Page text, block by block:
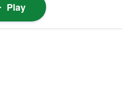
Play